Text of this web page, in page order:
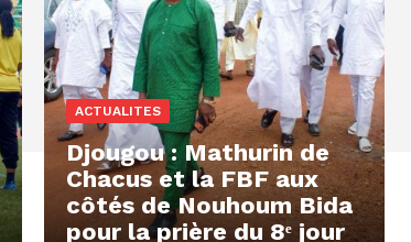
ACTUALITES
Djougou : Mathurin de
Chacus et la FBF aux
côtés de Nouhoum Bida
pour la prière du 8ᵉ jour